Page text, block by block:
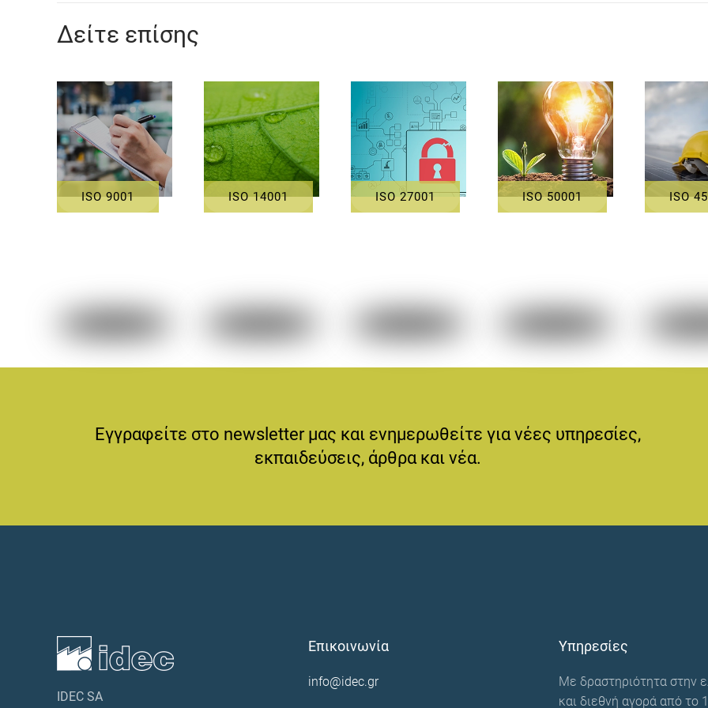
Δείτε επίσης
ISO 9001 ISO 14001 ISO 27001 ISO 50001 ISO
Εγγραφείτε στο newsletter μας και ενημερωθείτε για νέες υπηρεσίες,
εκπαιδεύσεις, άρθρα και νέα.
IDEC SA
Επικοινωνία
info@idec.gr
Υπηρεσίες
Με δραστηριότητα στην
και διεθνή αγορά από το